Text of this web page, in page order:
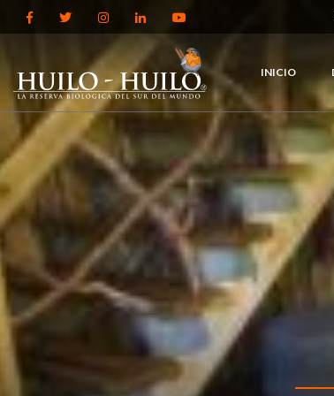
INICIO